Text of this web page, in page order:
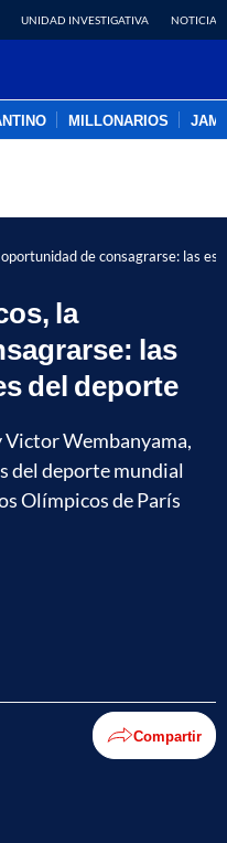
UNIDAD INVESTIGATIVA NOTICIAS
MILLONARIOS
de consagrarse: las
la
las
del deporte
Victor Wembanyama,
del deporte mundial
Olímpicos de París
Compartir